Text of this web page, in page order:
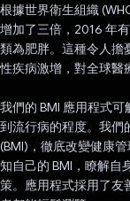
根據世界衛生組織
增加了三倍，2016 年
類為肥胖。這種令人擔
性疾病激增，對全球醫
我們的 BMI 應用程式
到流行病的程度。我們
(BMI)，徹底改變健康
知自己的 BMI，瞭解自
策。應用程式採用了友